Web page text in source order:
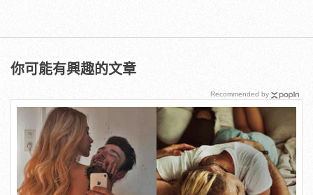
你可能有興趣的文章
Recommended by